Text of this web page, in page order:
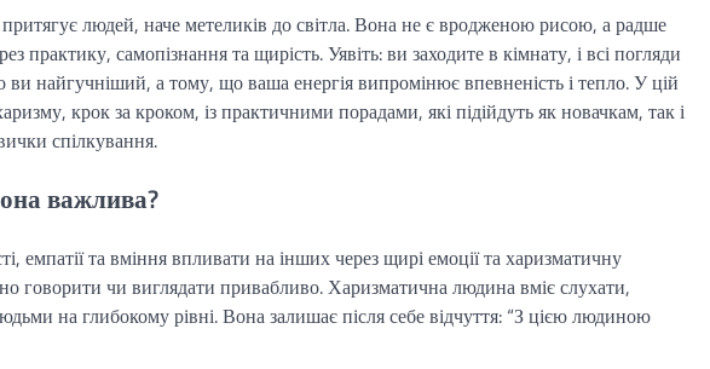
людей, наче метеликів до світла. Вона не є вродженою рисою, а радше
практику, самопізнання та щирість. Уявіть: ви заходите в кімнату, і всі погляди
найгучніший, а тому, що ваша енергія випромінює впевненість і тепло. У цій
крок за кроком, із практичними порадами, які підійдуть як новачкам, так і
спілкування.
важлива?
емпатії та вміння впливати на інших через щирі емоції та харизматичну
говорити чи виглядати привабливо. Харизматична людина вміє слухати,
на глибокому рівні. Вона залишає після себе відчуття: “З цією людиною